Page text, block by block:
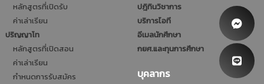
หลักสูตรที่เปิดรับ
ค่าเล่าเรียน
ปริญญาโท
หลักสูตรที่เปิดสอน
ค่าเล่าเรียน
กำหนดการรับสมัคร
ปฎิทินวิชาการ
บริการไอที
อีเมลนักศึกษา
กยศ.และทุนการศึกษา
บุคลากร